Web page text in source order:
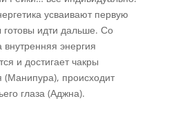
усваивают первую
готовы идти дальше. Со
энергия
и достигает чакры
(Манипура), происходит
глаза (Аджна).